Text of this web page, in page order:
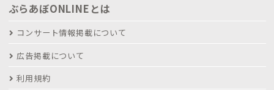
ぶらあぼONLINEとは
コンサート情報掲載について
広告掲載について
利用規約